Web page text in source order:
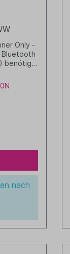
Only -
Bluetooth
benötigt
nach